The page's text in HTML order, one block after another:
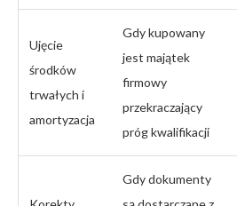
Ujęcie
środków
trwałych i
amortyzacja
Gdy kupowany
jest majątek
firmowy
przekraczający
próg kwalifikacji
Gdy dokumenty